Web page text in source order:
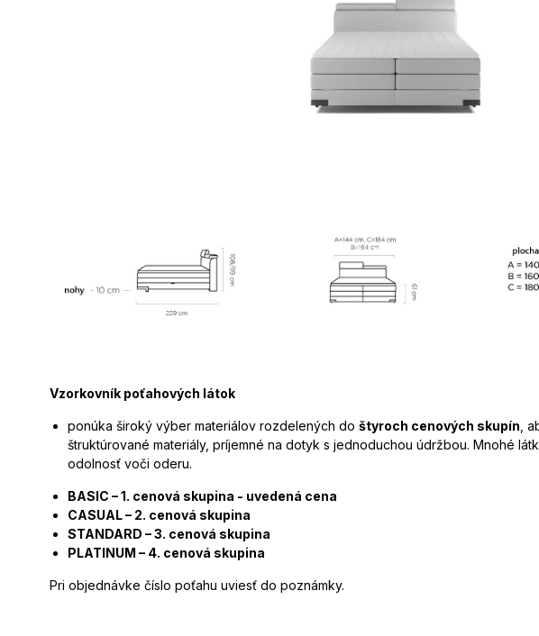
Vzorkovník poťahových látok
ponúka široký výber materiálov rozdelených do štyroch cenových skupín ,
štruktúrované materiály, príjemné na dotyk s jednoduchou údržbou. Mnohé
odolnosť voči oderu.
BASIC – 1. cenová skupina - uvedená cena
CASUAL – 2. cenová skupina
STANDARD – 3. cenová skupina
PLATINUM – 4. cenová skupina
Pri objednávke číslo poťahu uviesť do poznámky.